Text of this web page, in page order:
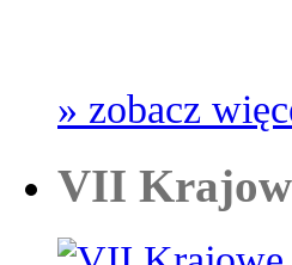
» zobacz
VII